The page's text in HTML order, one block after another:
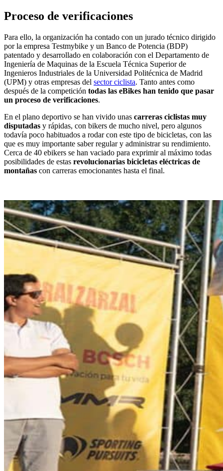
Proceso de verificaciones
Para ello, la organización ha contado con un jurado técnico dirigido
por la empresa Testmybike y un Banco de Potencia (BDP)
patentado y desarrollado en colaboración con el Departamento de
Ingeniería de Maquinas de la Escuela Técnica Superior de
Ingenieros Industriales de la Universidad Politécnica de Madrid
(UPM) y otras empresas del sector ciclista. Tanto antes como
después de la competición todas las eBikes han tenido que pasar
un proceso de verificaciones.
En el plano deportivo se han vivido unas carreras ciclistas muy
disputadas y rápidas, con bikers de mucho nivel, pero algunos
todavía poco habituados a rodar con este tipo de bicicletas, con las
que es muy importante saber regular y administrar su rendimiento.
Cerca de 40 ebikers se han vaciado para exprimir al máximo todas
posibilidades de estas revolucionarias bicicletas eléctricas de
montañas con carreras emocionantes hasta el final.